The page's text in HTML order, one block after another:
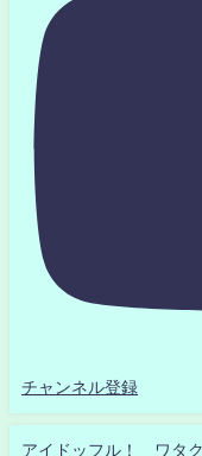
チャンネル登録
アイドッフル！ ワタ